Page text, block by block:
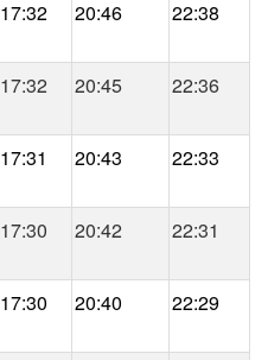
17:32 20:46 22:38
17:32 20:45 22:36
17:31 20:43 22:33
17:30 20:42 22:31
17:30 20:40 22:29